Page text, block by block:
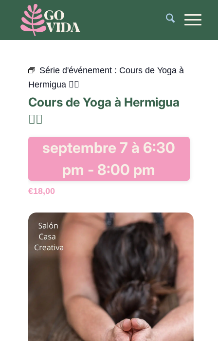
Série d'événement : Cours de Yoga à
Hermigua 🧘‍♂️
Cours de Yoga à Hermigua
🧘‍♂️
septembre 7 à 6:30
pm - 8:00 pm
€18,00